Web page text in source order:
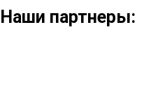
Наши партнеры: